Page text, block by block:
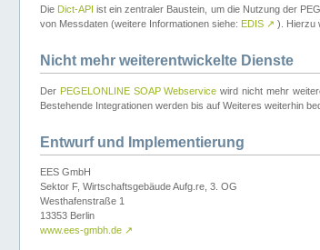
Die Dict-API ist ein zentraler Baustein, um die Nutzung der
von Messdaten (weitere Informationen siehe: EDIS ↗ ). Hierzu
Nicht mehr weiterentwickelte Dienste
Der PEGELONLINE SOAP Webservice wird nicht mehr
Bestehende Integrationen werden bis auf Weiteres weiterhin
Entwurf und Implementierung
EES GmbH
Sektor F, Wirtschaftsgebäude Aufg.re, 3. OG
Westhafenstraße 1
13353 Berlin
www.ees-gmbh.de ↗